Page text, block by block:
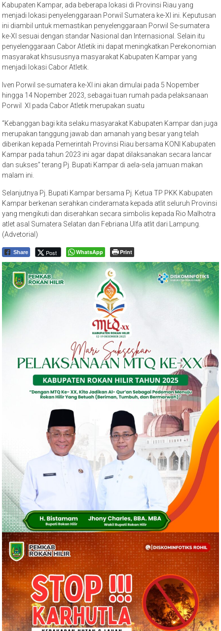
Kabupaten Kampar, ada beberapa lokasi di Provinsi Riau yang
menjadi lokasi penyelenggaraan Porwil Sumatera ke-XI ini. Keputusan
ini diambil untuk memastikan penyelenggaraan Porwil Se-sumatera
ke-XI sesuai dengan standar Nasional dan Internasional. Selain itu
penyelenggaraan Cabor Atletik ini dapat meningkatkan Perekonomian
masyarakat khsususnya masyarakat Kabupaten Kampar yang
menjadi lokasi Cabor Atletik.
Iven Porwil se-sumatera ke-XI ini akan dimulai pada 5 Nopember
hingga 14 Nopember 2023, sebagai tuan rumah pada pelaksanaan
Porwil XI pada Cabor Atletik merupakan suatu
“Kebanggan bagi kita selaku masyarakat Kabupaten Kampar dan juga
merupakan tanggung jawab dan amanah yang besar yang telah
diberikan kepada Pemerintah Provinsi Riau bersama KONI Kabupaten
Kampar pada tahun 2023 ini agar dapat dilaksanakan secara lancar
dan sukses” terang Pj. Bupati Kampar di aela-sela jamuan makan
malam ini.
Selanjutnya Pj. Bupati Kampar bersama Pj. Ketua TP PKK Kabupaten
Kampar berkenan serahkan cinderamata kepada atlit seluruh Provinsi
yang mengikuti dan diserahkan secara simbolis kepada Rio Malhotra
atlet asal Sumatera Selatan dan Febriana Ulfa atlit dari Lampung.
(Advetorial)
Share Post WhatsApp Print